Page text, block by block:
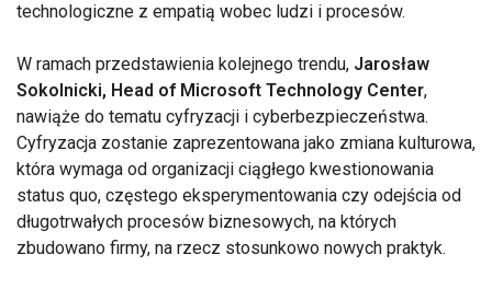
technologiczne z empatią wobec ludzi i procesów.
W ramach przedstawienia kolejnego trendu, Jarosław
Sokolnicki, Head of Microsoft Technology Center,
nawiąże do tematu cyfryzacji i cyberbezpieczeństwa.
Cyfryzacja zostanie zaprezentowana jako zmiana kulturowa,
która wymaga od organizacji ciągłego kwestionowania
status quo, częstego eksperymentowania czy odejścia od
długotrwałych procesów biznesowych, na których
zbudowano firmy, na rzecz stosunkowo nowych praktyk.